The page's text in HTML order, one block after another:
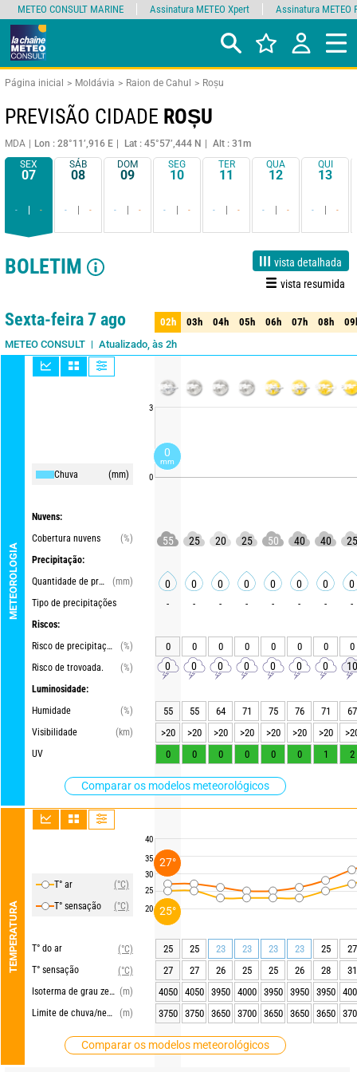
Página inicial Moldávia Raion de Cahul Roșu
PREVISÃO CIDADE ROȘU
MDA Lon : 28°11’,916 E Lat : 45°57’,444 N
Alt : 31m
SEX
07
- -
SÁB
08
- -
DOM
09
- -
SEG
10
- -
TER
11
- -
QUA
12
- -
QUI
13
- -
BOLETIM
vista detalhada
vista resumida
1 dia 3 dias 7 dias Fiabilidade 85%
Sexta-feira 7 ago
METEO CONSULT Atualizado, às 2h
METEOROLOGIA
Chuva (mm)
Nuvens:
Cobertura nuvens
(%)
Precipitação:
Quantidade de precipitações
(mm)
Tipo de precipitações
Riscos:
Risco de precipitações
(%)
Risco de trovoada.
(%)
Luminosidade:
Humidade
(%)
Visibilidade
(km)
UV
Comparar os modelos meteorológicos
TEMPERATURA
T° ar
(°C)
T° sensação
(°C)
T° do ar
(°C)
T° sensação
(°C)
Isoterma de grau zero (m)
Limite de chuva/neve
(m)
Comparar os modelos meteorológicos
3
0
40
35
30
25
20
02h 03h 04h 05h 06h 07h 08h
02h 03h 04h 05h 06h 07h 08h
55 25 20 25 50 40 40 25
0 0 0 0 0 0 0 0
- - - - - - - -
0 0 0 0 0 0 0 0
0 0 0 0 0 0 0 10
55 55 64 71 75 76 71
67
>20
>20 >20 >20 >20 >20 >20
0
0 0 0 0 0 1 2
25 25 23 23 23 23 25
27
27
27 26 25 25 26 28
31
4050
4050 3950 4000 3950 3950 3950
3750
3750 3650 3700 3650 3650 3650
METEO CONSULT MARINE Assinatura METEO Xpert Assinatura METEO
0
mm
25°
27°